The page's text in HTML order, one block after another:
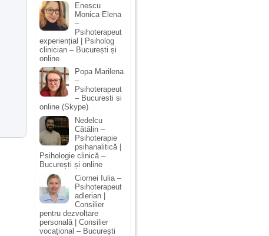
Enescu
Monica Elena
–
Psihoterapeut
experiențial | Psiholog
clinician – București și
online
Popa Marilena
–
Psihoterapeut
– Bucuresti si
online (Skype)
Nedelcu
Cătălin –
Psihoterapie
psihanalitică |
Psihologie clinică –
București și online
Ciornei Iulia –
Psihoterapeut
adlerian |
Consilier
pentru dezvoltare
personală | Consilier
vocațional – București